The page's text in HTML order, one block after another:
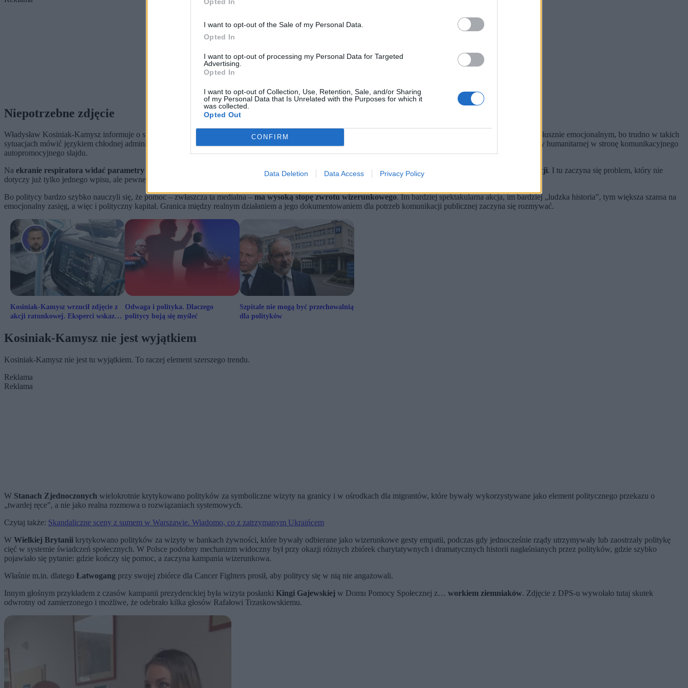
I want to opt-out of the Sale of my Personal Data.
Opted In
I want to opt-out of processing my Personal Data for Targeted
Advertising.
Opted In
I want to opt-out of Collection, Use, Retention, Sale, and/or Sharing
of my Personal Data that Is Unrelated with the Purposes for which it
was collected.
Opted Out
CONFIRM
Data Deletion Data Access Privacy Policy
Niepotrzebne zdjęcie
Władysław Kosiniak-Kamysz informuje o starcie transportu, dziękuje wszystkim zaangażowanym, życzy „szczęśliwej drogi” i „czeka na powrót”. Wszystko w tonie słusznie emocjonalnym, bo trudno w takich
sytuacjach mówić językiem chłodnej administracji. Tyle że w pakiecie dołączone zostaje zdjęcie z pokładu samolotu
– i to ono przesuwa całą historię z pola pomocy humanitarnej w stronę komunikacyjnego
autopromocyjnego slajdu.
Na ekranie respiratora widać parametry życiowe pacjentki . Dane, które w świetleRODO mieszczą się w najbardziej wrażliwej kategorii możliwych informacji. I tu zaczyna się problem, który nie
dotyczy już tylko jednego wpisu, ale pewnej coraz bardziej powszechnej praktyki:
politycznego charity washingu
Bo politycy bardzo szybko nauczyli się, że pomoc – zwłaszcza ta medialna –ma wysoką stopę zwrotu wizerunkowego. Im bardziej spektakularna akcja, im bardziej „ludzka historia”, tym większa szansa na
emocjonalny zasięg, a więc i polityczny kapitał. Granica między realnym działaniem a jego dokumentowaniem dla potrzeb komunikacji publicznej zaczyna się rozmywać.
Kosiniak-Kamysz wrzucił zdjęcie z
akcji ratunkowej. Eksperci wskazują
Odwaga i polityka. Dlaczego
politycy boją się myśleć
Szpitale nie mogą być przechowalnią
dla polityków
Kosiniak-Kamysz nie jest wyjątkiem
Kosiniak-Kamysz nie jest tu wyjątkiem. To raczej element szerszego trendu.
Reklama
Reklama
W Stanach Zjednoczonych wielokrotnie krytykowano polityków za symboliczne wizyty na granicy i w ośrodkach dla migrantów, które bywały wykorzystywane jako element politycznego przekazu o
„twardej ręce”, a nie jako realna rozmowa o rozwiązaniach systemowych.
Czytaj także: Skandaliczne sceny z sumem w Warszawie. Wiadomo, co z zatrzymanym Ukraińcem
W Wielkiej Brytanii krytykowano polityków za wizyty w bankach żywności, które bywały odbierane jako wizerunkowe gesty empatii, podczas gdy jednocześnie rządy utrzymywały lub zaostrzały politykę
cięć w systemie świadczeń społecznych. W Polsce podobny mechanizm widoczny był przy okazji różnych zbiórek charytatywnych i dramatycznych historii nagłaśnianych przez polityków, gdzie szybko
pojawiało się pytanie: gdzie kończy się pomoc, a zaczyna kampania wizerunkowa.
Właśnie m.in. dlatego Łatwogang przy swojej zbiórce dla Cancer Fighters prosił, aby politycy się w nią nie angażowali.
Innym głośnym przykładem z czasów kampanii prezydenckiej była wizyta posłanki Kingi Gajewskiej w Domu Pomocy Społecznej z… workiem ziemniaków. Zdjęcie z DPS-u wywołało tutaj skutek
odwrotny od zamierzonego i możliwe, że odebrało kilka głosów Rafałowi Trzaskowskiemu.